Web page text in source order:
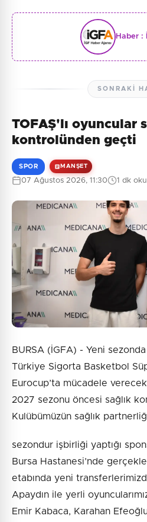
Haber :
SONRAKI
TOFAŞ'lı oyuncular
kontrolünden geçti
SPOR MANŞET
07 Ağustos 2026, 11:30 1 dk
BURSA (İGFA) - Yeni
Türkiye Sigorta Basketbol
Eurocup’ta mücadele
2027 sezonu öncesi sağlık
Kulübümüzün sağlık
sezondur işbirliği yaptığı
Bursa Hastanesi’nde
etabında yeni
Apaydın ile yerli
Emir Kabaca, Karahan